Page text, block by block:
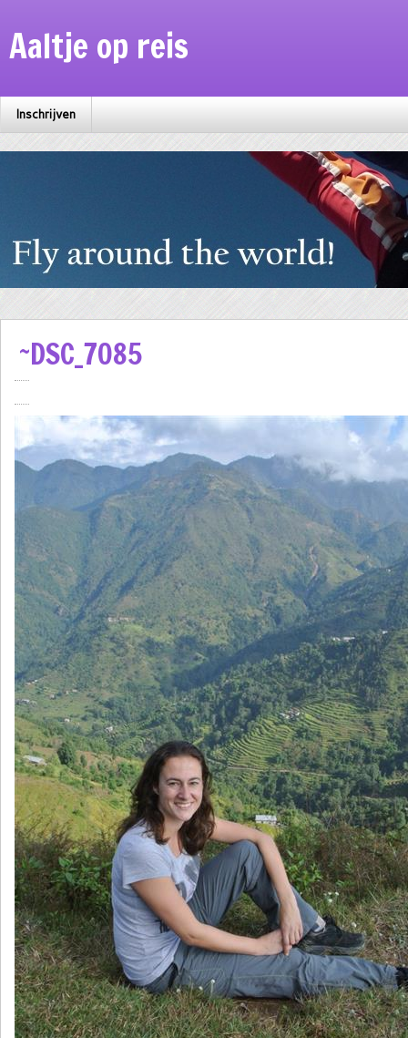
Aaltje op reis
Inschrijven
~DSC_7085